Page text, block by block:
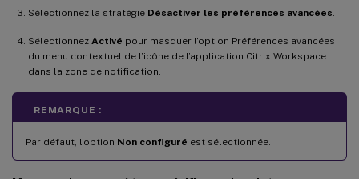
Sélectionnez la stratégie Désactiver les préférences avancées.
Sélectionnez Activé pour masquer l’option Préférences avancées
du menu contextuel de l’icône de l’application Citrix Workspace
dans la zone de notification.
REMARQUE :
Par défaut, l’option Non configuré est sélectionnée.